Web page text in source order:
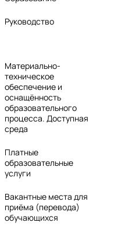
Руководство
Материально-
техническое
обеспечение и
оснащённость
образовательного
процесса. Доступная
среда
Платные
образовательные
услуги
Вакантные места для
приёма (перевода)
обучающихся